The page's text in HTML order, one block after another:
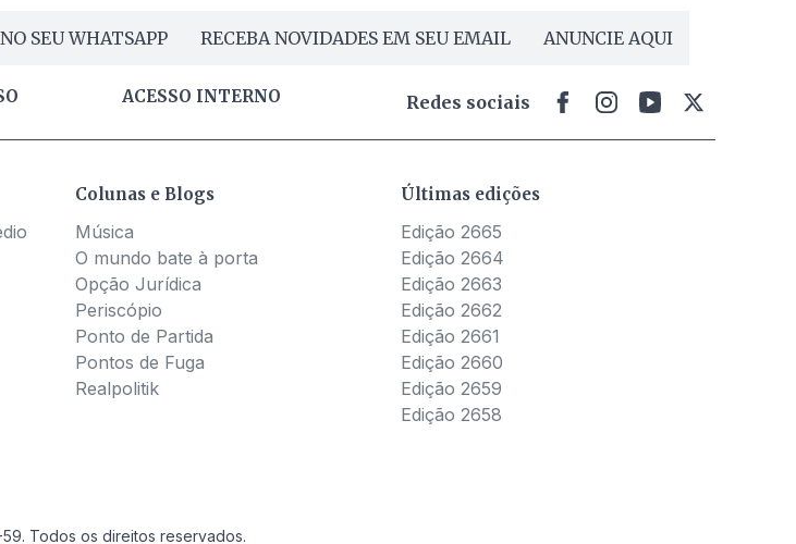
SEU WHATSAPP RECEBA NOVIDADES EM SEU EMAIL ANUNCIE AQUI
ACESSO INTERNO Redes sociais
Colunas e Blogs
Música
O mundo bate à porta
Opção Jurídica
Periscópio
Ponto de Partida
Pontos de Fuga
Realpolitik
Últimas edições
Edição 2665
Edição 2664
Edição 2663
Edição 2662
Edição 2661
Edição 2660
Edição 2659
Edição 2658
Todos os direitos reservados.